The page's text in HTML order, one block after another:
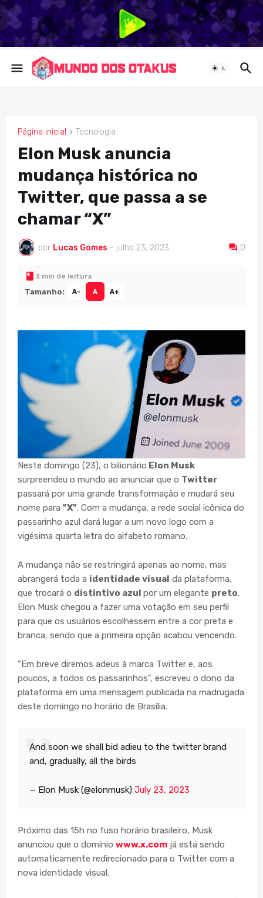
Página inicial Tecnologia
TECNOLOGIA
Elon Musk anuncia
mudança histórica no
Twitter, que passa a se
chamar “X”
por Lucas Gomes - julho 23, 2023 0
3 min de leitura
Tamanho: A- A A+
Neste domingo (23), o bilionário Elon Musk
surpreendeu o mundo ao anunciar que o Twitter
passará por uma grande transformação e mudará seu
nome para "X". Com a mudança, a rede social icônica do
passarinho azul dará lugar a um novo logo com a
vigésima quarta letra do alfabeto romano.
A mudança não se restringirá apenas ao nome, mas
abrangerá toda a identidade visual da plataforma,
que trocará o distintivo azul por um elegante preto.
Elon Musk chegou a fazer uma votação em seu perfil
para que os usuários escolhessem entre a cor preta e
branca, sendo que a primeira opção acabou vencendo.
"Em breve diremos adeus à marca Twitter e, aos
poucos, a todos os passarinhos", escreveu o dono da
plataforma em uma mensagem publicada na madrugada
deste domingo no horário de Brasília.
And soon we shall bid adieu to the twitter brand
and, gradually, all the birds
— Elon Musk (@elonmusk) July 23, 2023
Próximo das 15h no fuso horário brasileiro, Musk
anunciou que o domínio www.x.com já está sendo
automaticamente redirecionado para o Twitter com a
nova identidade visual.